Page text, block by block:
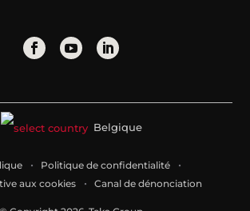
Belgique
Politique de confidentialité
aux cookies
Canal de dénonciation